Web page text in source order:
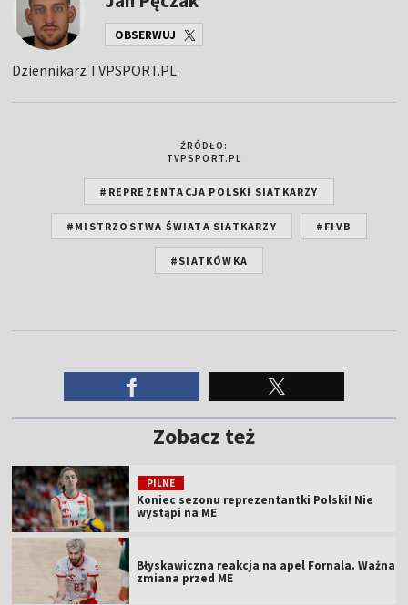
OBSERWUJ
Dziennikarz TVPSPORT.PL.
ŹRÓDŁO:
TVPSPORT.PL
#REPREZENTACJA POLSKI SIATKARZY
#MISTRZOSTWA ŚWIATA SIATKARZY #FIVB
#SIATKÓWKA
Zobacz też
PILNE
Koniec sezonu reprezentantki Polski! Nie
wystąpi na ME
Błyskawiczna reakcja na apel Fornala. Ważna
zmiana przed ME